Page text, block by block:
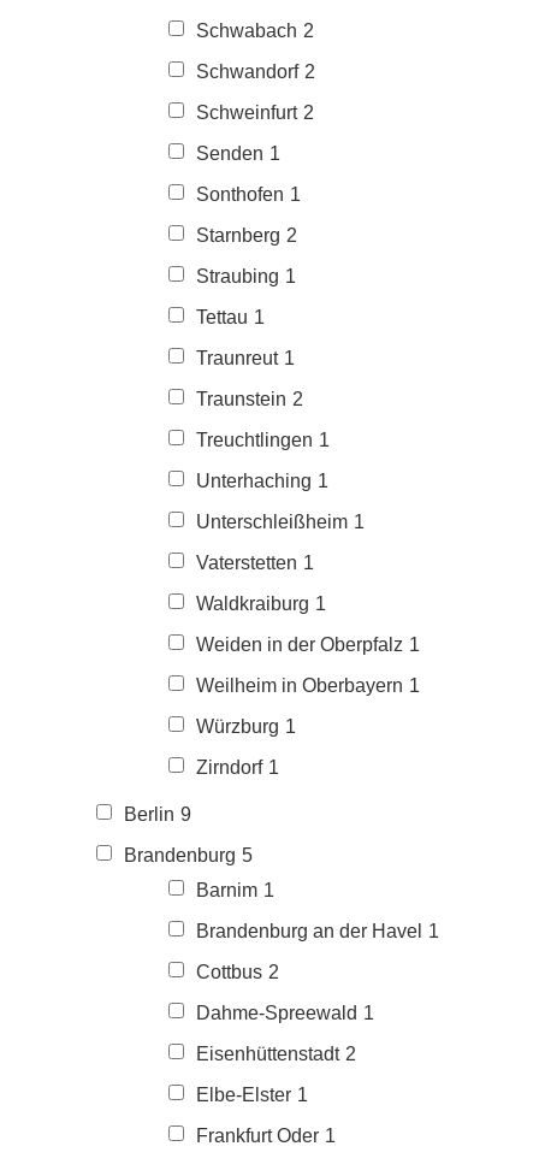
Schwabach 2
Schwandorf 2
Schweinfurt 2
Senden 1
Sonthofen 1
Starnberg 2
Straubing 1
Tettau 1
Traunreut 1
Traunstein 2
Treuchtlingen 1
Unterhaching 1
Unterschleißheim 1
Vaterstetten 1
Waldkraiburg 1
Weiden in der Oberpfalz 1
Weilheim in Oberbayern 1
Würzburg 1
Zirndorf 1
Berlin 9
Brandenburg 5
Barnim 1
Brandenburg an der Havel 1
Cottbus 2
Dahme-Spreewald 1
Eisenhüttenstadt 2
Elbe-Elster 1
Frankfurt Oder 1